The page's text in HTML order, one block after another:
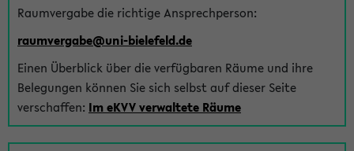
Raumvergabe die richtige Ansprechperson:
raumvergabe@uni-bielefeld.de
Einen Überblick über die verfügbaren Räume und ihre
Belegungen können Sie sich selbst auf dieser Seite
verschaffen: Im eKVV verwaltete Räume